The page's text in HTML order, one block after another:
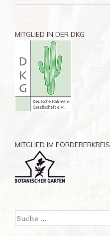
MITGLIED IN DER DKG
MITGLIED IM FÖRDERERKREIS
Suchen